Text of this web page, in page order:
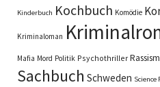
Kinderbuch Kochbuch Komödie
Kriminaloman
Mafia Mord Politik Psychothriller
Sachbuch Schweden Science